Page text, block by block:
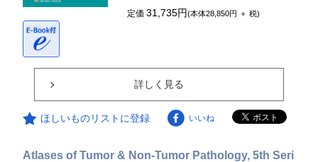
定価31,735円(本体28,850円 ＋ 税)
詳しく見る
ほしいものリストに登録 いいね
Atlases of Tumor & Non-Tumor Pathology, 5th Seri